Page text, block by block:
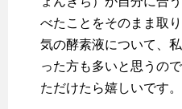
べたことをそのまま取
気の酵素液について、
った方も多いと思うの
ただけたら嬉しいです。